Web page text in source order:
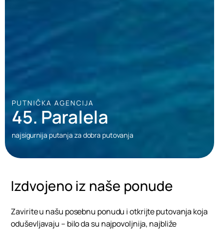
PUTNIČKA AGENCIJA
45. Paralela
najsigurnija putanja za dobra putovanja
Izdvojeno iz naše ponude
Zavirite u našu posebnu ponudu i otkrijte putovanja koja
oduševljavaju – bilo da su najpovoljnija, najbliže